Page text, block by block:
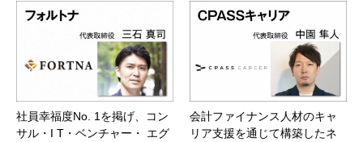
社員幸福度No. 1を掲げ、コン
サル・I T・ベンチャー・ エグ
会計ファイナンス人材のキャ
リア支援を通じて構築したネ